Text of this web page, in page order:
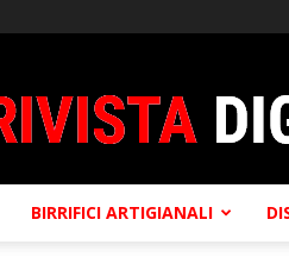
BIRRIFICI ARTIGIANALI